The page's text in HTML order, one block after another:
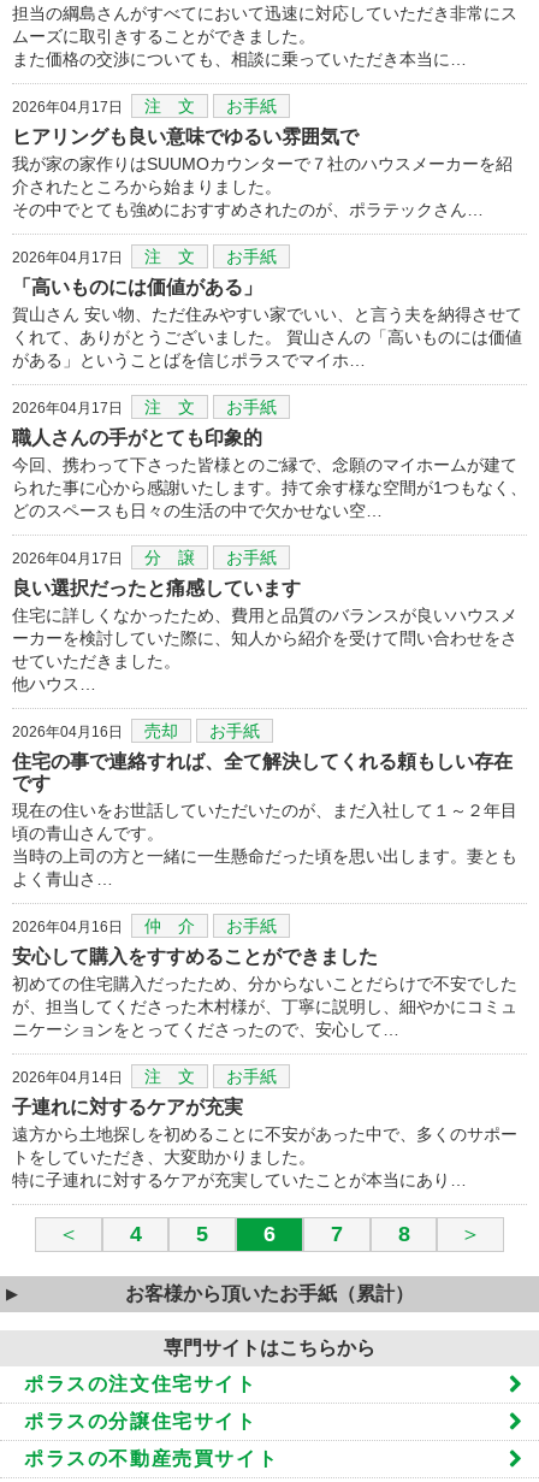
担当の綱島さんがすべてにおいて迅速に対応していただき非常にス
ムーズに取引きすることができました。
また価格の交渉についても、相談に乗っていただき本当に…
2026年04月17日 注 文 お手紙
ヒアリングも良い意味でゆるい雰囲気で
我が家の家作りはSUUMOカウンターで７社のハウスメーカーを紹
介されたところから始まりました。
その中でとても強めにおすすめされたのが、ポラテックさん…
2026年04月17日 注 文 お手紙
「高いものには価値がある」
賀山さん 安い物、ただ住みやすい家でいい、と言う夫を納得させて
くれて、ありがとうございました。 賀山さんの「高いものには価値
がある」ということばを信じポラスでマイホ…
2026年04月17日 注 文 お手紙
職人さんの手がとても印象的
今回、携わって下さった皆様とのご縁で、念願のマイホームが建て
られた事に心から感謝いたします。持て余す様な空間が1つもなく、
どのスペースも日々の生活の中で欠かせない空…
2026年04月17日 分 譲 お手紙
良い選択だったと痛感しています
住宅に詳しくなかったため、費用と品質のバランスが良いハウスメ
ーカーを検討していた際に、知人から紹介を受けて問い合わせをさ
せていただきました。
他ハウス…
2026年04月16日 売却 お手紙
住宅の事で連絡すれば、全て解決してくれる頼もしい存在
です
現在の住いをお世話していただいたのが、まだ入社して１～２年目
頃の青山さんです。
当時の上司の方と一緒に一生懸命だった頃を思い出します。妻とも
よく青山さ…
2026年04月16日 仲 介 お手紙
安心して購入をすすめることができました
初めての住宅購入だったため、分からないことだらけで不安でした
が、担当してくださった木村様が、丁寧に説明し、細やかにコミュ
ニケーションをとってくださったので、安心して…
2026年04月14日 注 文 お手紙
子連れに対するケアが充実
遠方から土地探しを初めることに不安があった中で、多くのサポー
トをしていただき、大変助かりました。
特に子連れに対するケアが充実していたことが本当にあり…
＜ 4 5 6 7 8 ＞
お客様から頂いたお手紙（累計）
専門サイトはこちらから
ポラスの注文住宅サイト
ポラスの分譲住宅サイト
ポラスの不動産売買サイト